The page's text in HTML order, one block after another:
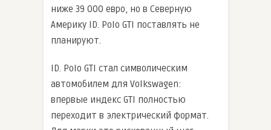
ниже 39 000 евро, но в Северную
Америку ID. Polo GTI поставлять не
планируют.
ID. Polo GTI стал символическим
автомобилем для Volkswagen:
впервые индекс GTI полностью
переходит в электрический формат.